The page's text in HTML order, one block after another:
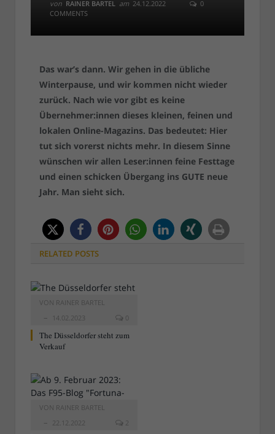
von RAINER BARTEL am 24.12.2022
0
COMMENTS
Das war’s dann. Wir gehen in die übliche
Winterpause, und wir kommen nicht wieder
zurück. Nach wie vor gibt es keine
Übernehmer:innen dieses kleinen, feinen und
lokalen Online-Magazins. Das bedeutet: Hier
tut sich vorerst nichts mehr. In diesem Sinne
wünschen wir allen Leser:innen feine Festtage
und einen schicken Übergang ins GUTE neue
Jahr. Man sieht sich.
RELATED POSTS
VON RAINER BARTEL
14.02.2023
0
The Düsseldorfer steht zum
Verkauf
VON RAINER BARTEL
22.12.2022
2